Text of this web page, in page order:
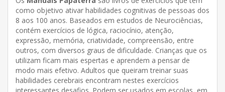
como objetivo ativar habilidades cognitivas de pessoas dos
8 aos 100 anos. Baseados em estudos de Neurociências,
contém exercícios de lógica, raciocínio, atenção,
expressão, memória, criatividade, compreensão, entre
outros, com diversos graus de dificuldade. Crianças que os
utilizam ficam mais espertas e aprendem a pensar de
modo mais efetivo. Adultos que queiram treinar suas
habilidades cerebrais encontram nestes exercícios